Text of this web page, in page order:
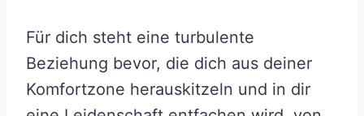
Für dich steht eine turbulente
Beziehung bevor, die dich aus deiner
Komfortzone herauskitzeln und in dir